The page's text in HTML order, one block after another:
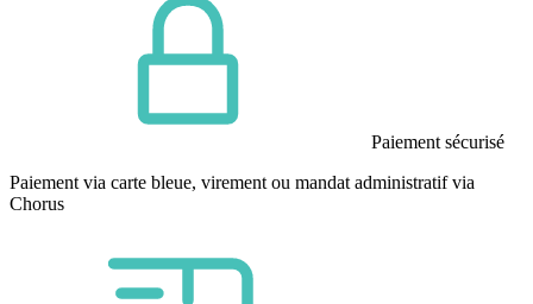
Paiement sécurisé
Paiement via carte bleue, virement ou mandat administratif via
Chorus